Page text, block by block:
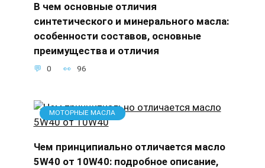
В чем основные отличия
синтетического и минерального масла:
особенности составов, основные
преимущества и отличия
0 96
МОТОРНЫЕ МАСЛА
Чем принципиально отличается масло
5W40 от 10W40: подробное описание,